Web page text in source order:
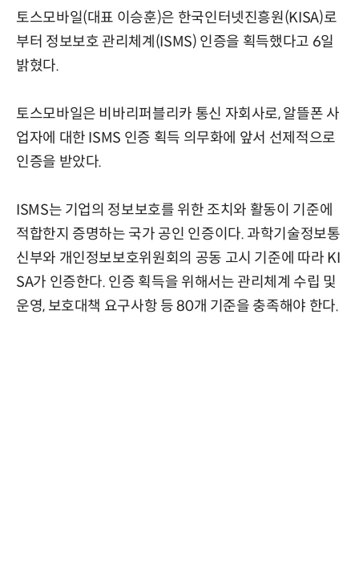
토스모바일(대표 이승훈)은 한국인터넷진흥원(KISA)로
부터 정보보호 관리체계(ISMS) 인증을 획득했다고 6일
밝혔다.
토스모바일은 비바리퍼블리카 통신 자회사로, 알뜰폰 사
업자에 대한 ISMS 인증 획득 의무화에 앞서 선제적으로
인증을 받았다.
ISMS는 기업의 정보보호를 위한 조치와 활동이 기준에
적합한지 증명하는 국가 공인 인증이다. 과학기술정보통
신부와 개인정보보호위원회의 공동 고시 기준에 따라 KI
SA가 인증한다. 인증 획득을 위해서는 관리체계 수립 및
운영, 보호대책 요구사항 등 80개 기준을 충족해야 한다.